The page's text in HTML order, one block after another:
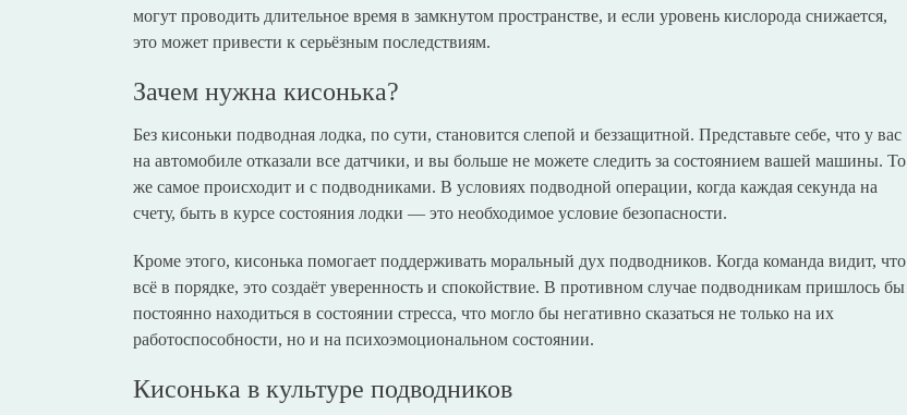
могут проводить длительное время в замкнутом пространстве, и если уровень кислорода снижается,
это может привести к серьёзным последствиям.
Зачем нужна кисонька?
Без кисоньки подводная лодка, по сути, становится слепой и беззащитной. Представьте себе, что у вас
на автомобиле отказали все датчики, и вы больше не можете следить за состоянием вашей машины. То
же самое происходит и с подводниками. В условиях подводной операции, когда каждая секунда на
счету, быть в курсе состояния лодки — это необходимое условие безопасности.
Кроме этого, кисонька помогает поддерживать моральный дух подводников. Когда команда видит, что
всё в порядке, это создаёт уверенность и спокойствие. В противном случае подводникам пришлось бы
постоянно находиться в состоянии стресса, что могло бы негативно сказаться не только на их
работоспособности, но и на психоэмоциональном состоянии.
Кисонька в культуре подводников